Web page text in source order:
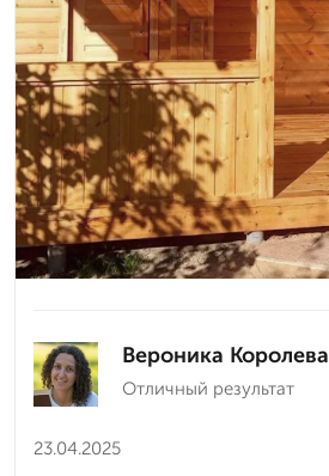
Вероника Королева
Отличный результат
23.04.2025